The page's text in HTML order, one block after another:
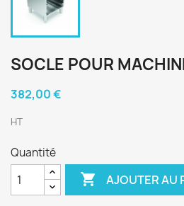
SOCLE POUR
382,00 €
HT
Quantité
 AJOUTER AU